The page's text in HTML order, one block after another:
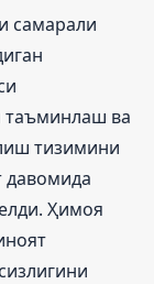
самарали
таъминлаш ва
тизимини
Ҳимоя